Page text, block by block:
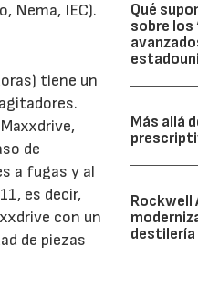
Nema, IEC).
tiene un
de
a fugas y al
es decir,
con un
de piezas
Qué
sobre
Más allá
Rockwell
destilería